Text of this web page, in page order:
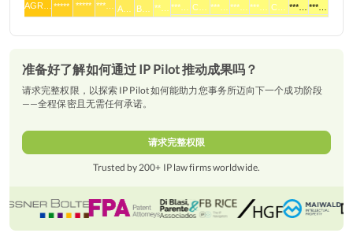
AGR… ***** ***** ***… A…
B… **… ***… C… ***… ***… ***… C… ***… ***…
准备好了解如何通过 IP Pilot 推动成果吗？
请求完整权限，以探索 IP Pilot 如何能助力您事务所迈向下一个成功阶段
——全程保密且无需任何承诺。
请求完整权限
Trusted by 200+ IP law firms worldwide.